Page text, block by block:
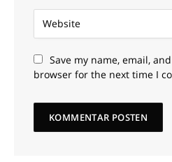
Save my name, email,
browser for the next time I